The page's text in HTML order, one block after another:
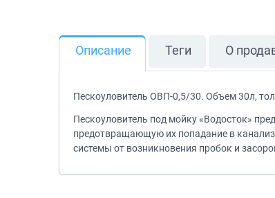
Описание Теги О
Пескоуловитель ОВП-0,5/30. Объем 30л,
Пескоуловитель под мойку «Водосток»
предотвращающую их попадание в
системы от возникновения пробок и